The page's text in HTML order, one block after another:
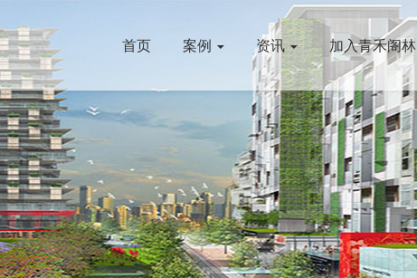
首页 案例 资讯 加入青禾阁林